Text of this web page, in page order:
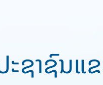
ະຊາຊົນແ